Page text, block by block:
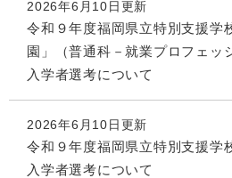
2026年6月10日更新
令和９年度福岡県立特別支援学
園」（普通科－就業プロフェッ
入学者選考について
2026年6月10日更新
令和９年度福岡県立特別支援学
入学者選考について